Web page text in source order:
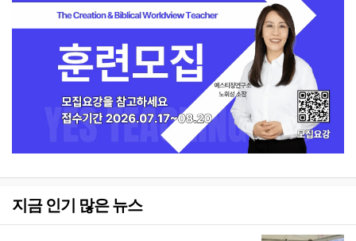
지금 인기 많은 뉴스